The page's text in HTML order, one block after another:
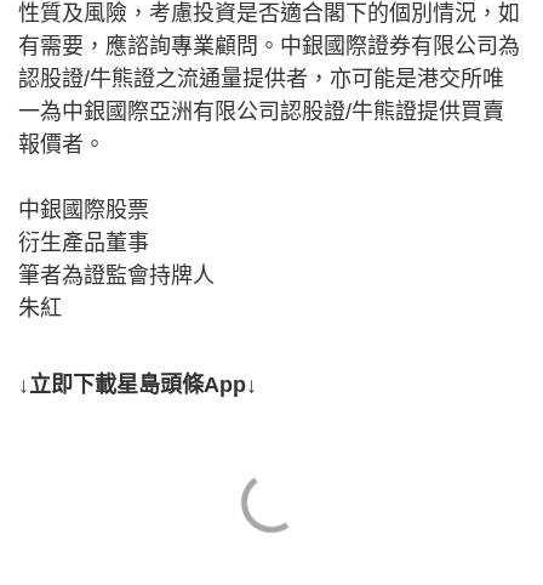
性質及風險，考慮投資是否適合閣下的個別情況，如
有需要，應諮詢專業顧問。中銀國際證券有限公司為
認股證/牛熊證之流通量提供者，亦可能是港交所唯
一為中銀國際亞洲有限公司認股證/牛熊證提供買賣
報價者。
中銀國際股票
衍生產品董事
筆者為證監會持牌人
朱紅
↓立即下載星島頭條App↓